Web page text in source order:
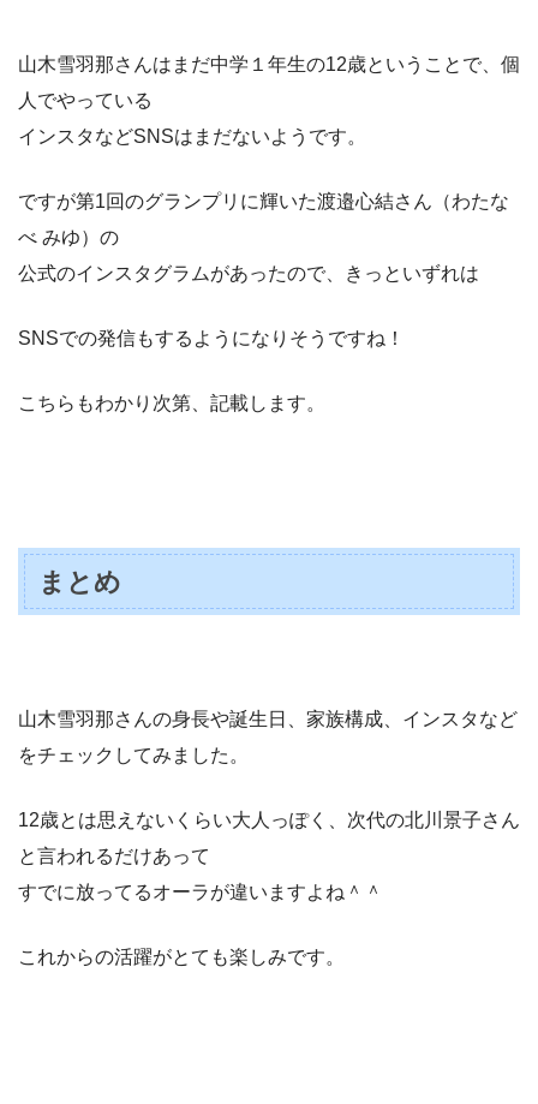
山木雪羽那さんはまだ中学１年生の12歳ということで、個
人でやっている
インスタなどSNSはまだないようです。
ですが第1回のグランプリに輝いた渡邉心結さん（わたな
べ みゆ）の
公式のインスタグラムがあったので、きっといずれは
SNSでの発信もするようになりそうですね！
こちらもわかり次第、記載します。
まとめ
山木雪羽那さんの身長や誕生日、家族構成、インスタなど
をチェックしてみました。
12歳とは思えないくらい大人っぽく、次代の北川景子さん
と言われるだけあって
すでに放ってるオーラが違いますよね＾＾
これからの活躍がとても楽しみです。